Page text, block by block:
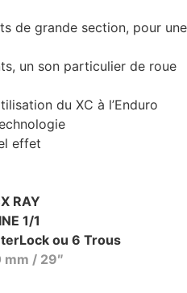
de grande section, pour une
un son particulier de roue
du XC à l’Enduro
effet
RAY
1/1
ou 6 Trous
mm / 29″